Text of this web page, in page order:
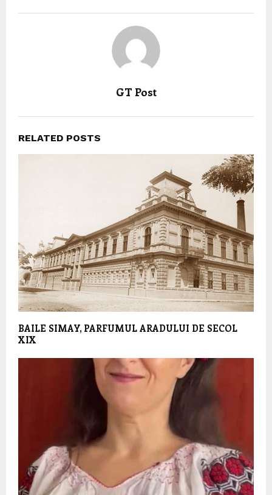
GT Post
RELATED POSTS
BAILE SIMAY, PARFUMUL ARADULUI DE SECOL
XIX